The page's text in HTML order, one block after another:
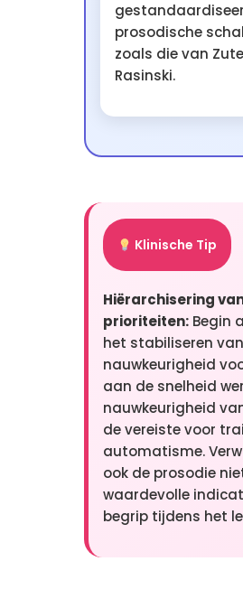
prosodische
zoals die van
Rasinski.
Klinische Tip
Hiërarchisering
prioriteiten:Begin
het stabiliseren
nauwkeurigheid
aan de snelheid
nauwkeurigheid
de vereiste voor
automatisme.
ook de prosodie
waardevolle
begrip tijdens het